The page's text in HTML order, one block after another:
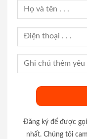
Đăng ký để được
nhất. Chúng tôi